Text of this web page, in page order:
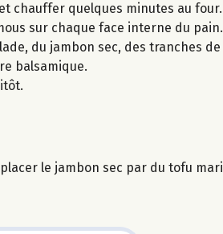
chauffer quelques minutes au four.
sur chaque face interne du pain.
du jambon sec, des tranches
balsamique.
le jambon sec par du tofu